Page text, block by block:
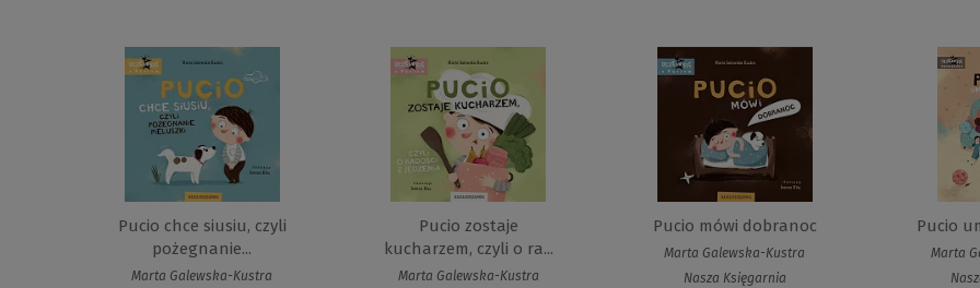
Pucio chce siusiu, czyli
pożegnanie...
Marta Galewska-Kustra
Pucio zostaje
kucharzem, czyli o ra...
Marta Galewska-Kustra
Pucio mówi dobranoc
Marta Galewska-Kustra
Nasza Księgarnia
Pucio
Marta